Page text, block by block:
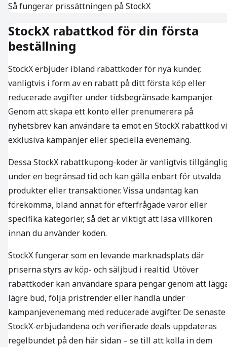
Så fungerar prissättningen på StockX
StockX rabattkod för din första
beställning
StockX erbjuder ibland rabattkoder för nya kunder,
vanligtvis i form av en rabatt på ditt första köp eller
reducerade avgifter under tidsbegränsade kampanjer.
Genom att skapa ett konto eller prenumerera på
nyhetsbrev kan användare ta emot en StockX rabattkod
exklusiva kampanjer eller speciella evenemang.
Dessa StockX rabattkupong-koder är vanligtvis
under en begränsad tid och kan gälla enbart för utvalda
produkter eller transaktioner. Vissa undantag kan
förekomma, bland annat för efterfrågade varor eller
specifika kategorier, så det är viktigt att läsa villkoren
innan du använder koden.
StockX fungerar som en levande marknadsplats där
priserna styrs av köp- och säljbud i realtid. Utöver
rabattkoder kan användare spara pengar genom att
lägre bud, följa pristrender eller handla under
kampanjevenemang med reducerade avgifter. De senaste
StockX-erbjudandena och verifierade deals uppdateras
regelbundet på den här sidan – se till att kolla in dem